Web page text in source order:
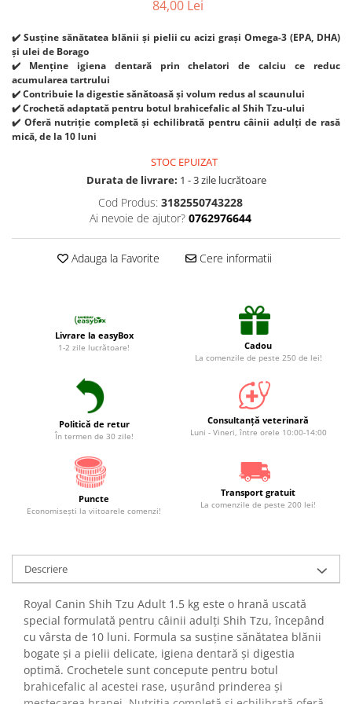
Suplimente și vitamine păsări și
Antidiareice
Laxative
Gel antiinflamator
84,00 Lei
✔️ Susține sănătatea blănii și pielii cu acizi grași Omega-3 (EPA, DHA)
și ulei de Borago
✔️ Menține igiena dentară prin chelatori de calciu ce reduc
acumularea tartrului
✔️ Contribuie la digestie sănătoasă și volum redus al scaunului
✔️ Crochetă adaptată pentru botul brahicefalic al Shih Tzu-ului
✔️ Oferă nutriție completă și echilibrată pentru câinii adulți de rasă
mică, de la 10 luni
STOC EPUIZAT
Durata de livrare: 1 - 3 zile lucrătoare
Cod Produs: 3182550743228
Ai nevoie de ajutor? 0762976644
Adauga la Favorite Cere informatii
Livrare la easyBox
1-2 zile lucrătoare! Cadou
La comenzile de peste 250 de lei!
Politică de retur
În termen de 30 zile!
Consultanță veterinară
Luni - Vineri, între orele 10:00-14:00
Puncte
Economiseşti la viitoarele comenzi!
Transport gratuit
La comenzile de peste 200 lei!
Descriere
Royal Canin Shih Tzu Adult 1.5 kg este o hrană uscată
special formulată pentru câinii adulți Shih Tzu, începând
cu vârsta de 10 luni. Formula sa susține sănătatea blănii
bogate și a pielii delicate, igiena dentară și digestia
optimă. Crochetele sunt concepute pentru botul
brahicefalic al acestei rase, ușurând prinderea și